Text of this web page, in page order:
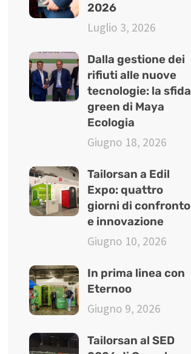
2026
Luglio 3, 2026
Dalla gestione dei
rifiuti alle nuove
tecnologie: la sfida
green di Maya
Ecologia
Giugno 18, 2026
Tailorsan a Edil
Expo: quattro
giorni di confronto
e innovazione
Giugno 10, 2026
In prima linea con
Eternoo
Giugno 9, 2026
Tailorsan al SED